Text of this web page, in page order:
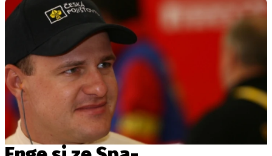
HISTORIE
ZAJÍMAVOSTI
TECHNIKA
EKONOMIKA
ČESKÝ TRH
TUNING
PROFI